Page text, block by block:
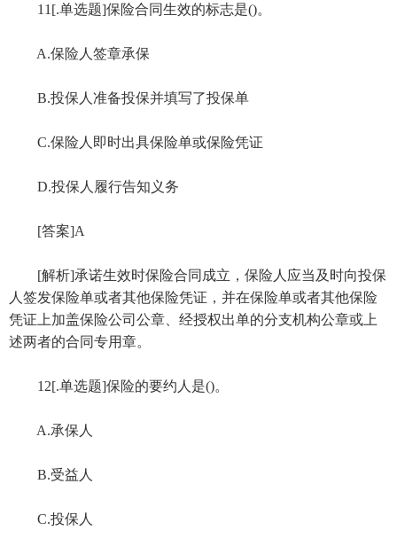
11[.单选题]保险合同生效的标志是()。
A.保险人签章承保
B.投保人准备投保并填写了投保单
C.保险人即时出具保险单或保险凭证
D.投保人履行告知义务
[答案]A
[解析]承诺生效时保险合同成立，保险人应当及时向投保
人签发保险单或者其他保险凭证，并在保险单或者其他保险
凭证上加盖保险公司公章、经授权出单的分支机构公章或上
述两者的合同专用章。
12[.单选题]保险的要约人是()。
A.承保人
B.受益人
C.投保人